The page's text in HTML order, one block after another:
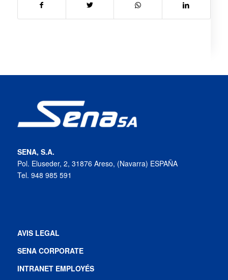
SENA, S.A.
Pol. Eluseder, 2, 31876 Areso, (Navarra) ESPAÑA
Tel. 948 985 591
AVIS LEGAL
SENA CORPORATE
INTRANET EMPLOYÉS